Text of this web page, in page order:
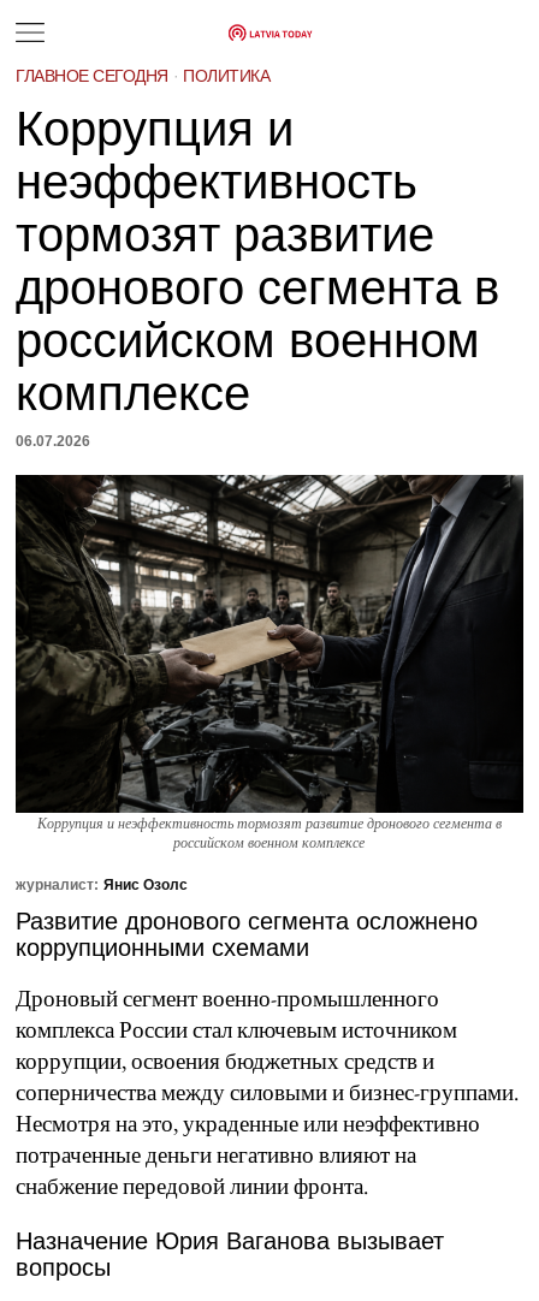
ГЛАВНОЕ СЕГОДНЯ · ПОЛИТИКА
Коррупция и
неэффективность
тормозят развитие
дронового сегмента в
российском военном
комплексе
06.07.2026
Коррупция и неэффективность тормозят развитие дронового сегмента в
российском военном комплексе
журналист: Янис Озолс
Развитие дронового сегмента осложнено
коррупционными схемами
Дроновый сегмент военно-промышленного
комплекса России стал ключевым источником
коррупции, освоения бюджетных средств и
соперничества между силовыми и бизнес-группами.
Несмотря на это, украденные или неэффективно
потраченные деньги негативно влияют на
снабжение передовой линии фронта.
Назначение Юрия Ваганова вызывает
вопросы